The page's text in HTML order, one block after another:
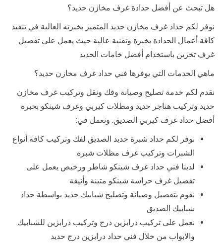
هل تبحث عن أفضل حدادة غرف مخازن حديد؟
نوفر لكم حداد غرف مخازن حديد المتميز بخبرته العالية في تنفيذ
كافة أعمال الحدادة بخبرة وتقنية عالية حيث يعمل على تفصيل
غرف تخزين باستخدام أفضل خامات الحديد
ماهي الخدمات التي يوفرها فني حداد غرف مخازن حديد؟
نقدم لكم خدمة تصليح وصيانة وفك ونقل وتركيب غرف مخازن
حديد وتركيب هناجر حديد ومظلات كيربي وغرف شينكو بخبرة
أفضل حداد غرف كيربي الصديق. ونعمل في:
نوفر لكم حداد شبرة حديد الصديق لفك وتركيب كافة أنواع
الشبرات وتركيب غرف مظلات شبرة.
لدينا فني حداد غرف شينكو شاطر ورخيص يعمل على
تفصيل غرف حراسة شينكو متينة وأنيقة
نقوم بتفصيل وصيانة وتصليح شبابيك حديد بواسطة حداد
شبابيك الصديق
نعمل على تركيب درابزين درج وتركيب درابزين للشبابيك
والابواب من خلال فني حداد درابزين درج حديد